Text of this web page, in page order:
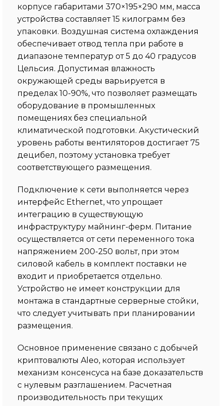
корпусе габаритами 370×195×290 мм, масса
устройства составляет 15 килограмм без
упаковки. Воздушная система охлаждения
обеспечивает отвод тепла при работе в
диапазоне температур от 5 до 40 градусов
Цельсия. Допустимая влажность
окружающей среды варьируется в
пределах 10-90%, что позволяет размещать
оборудование в промышленных
помещениях без специальной
климатической подготовки. Акустический
уровень работы вентиляторов достигает 75
децибел, поэтому установка требует
соответствующего размещения.
Подключение к сети выполняется через
интерфейс Ethernet, что упрощает
интеграцию в существующую
инфраструктуру майнинг-ферм. Питание
осуществляется от сети переменного тока
напряжением 200-250 вольт, при этом
силовой кабель в комплект поставки не
входит и приобретается отдельно.
Устройство не имеет конструкции для
монтажа в стандартные серверные стойки,
что следует учитывать при планировании
размещения.
Основное применение связано с добычей
криптовалюты Aleo, которая использует
механизм консенсуса на базе доказательств
с нулевым разглашением. Расчетная
производительность при текущих